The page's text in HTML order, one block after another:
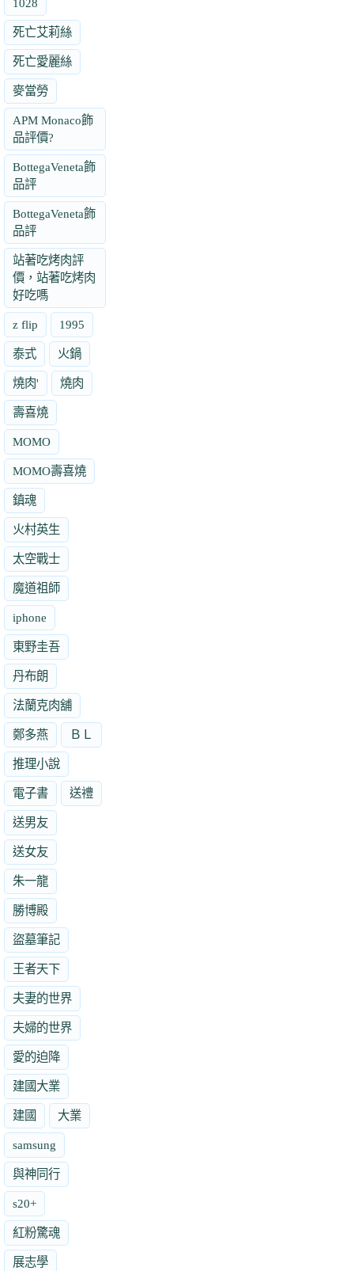
1028
死亡艾莉絲
死亡愛麗絲
麥當勞
APM Monaco飾
品評價?
BottegaVeneta飾
品評
BottegaVeneta飾
品評
站著吃烤肉評
價，站著吃烤肉
好吃嗎
z flip 1995
泰式 火鍋
燒肉' 燒肉
壽喜燒
MOMO
MOMO壽喜燒
鎮魂
火村英生
太空戰士
魔道祖師
iphone
東野圭吾
丹布朗
法蘭克肉舖
鄭多燕 ＢＬ
推理小說
電子書 送禮
送男友
送女友
朱一龍
勝博殿
盜墓筆記
王者天下
夫妻的世界
夫婦的世界
愛的迫降
建國大業
建國 大業
samsung
與神同行
s20+
紅粉驚魂
展志學